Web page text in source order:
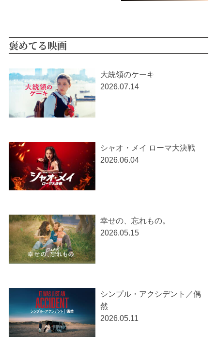
褒めてる映画
大統領のケーキ
2026.07.14
シャオ・メイ ローマ大決戦
2026.06.04
幸せの、忘れもの。
2026.05.15
シンプル・アクシデント／偶
然
2026.05.11